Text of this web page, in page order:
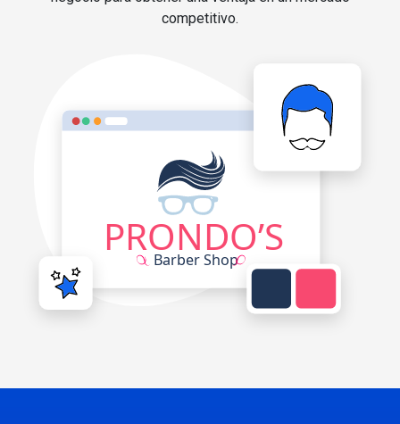
competitivo.